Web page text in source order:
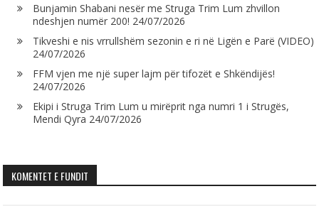
Bunjamin Shabani nesër me Struga Trim Lum zhvillon
ndeshjen numër 200! 24/07/2026
Tikveshi e nis vrrullshëm sezonin e ri në Ligën e Parë (VIDEO)
24/07/2026
FFM vjen me një super lajm për tifozët e Shkëndijës!
24/07/2026
Ekipi i Struga Trim Lum u mirëprit nga numri 1 i Strugës,
Mendi Qyra 24/07/2026
KOMENTET E FUNDIT